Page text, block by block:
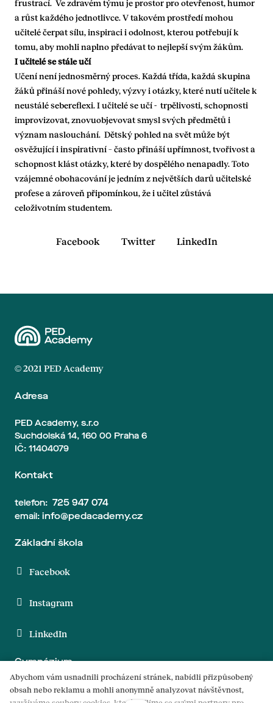
frustrací. Ve zdravém týmu je prostor pro otevřenost, humor
a růst každého jednotlivce. V takovém prostředí mohou
učitelé čerpat sílu, inspiraci i odolnost, kterou potřebují k
tomu, aby mohli naplno předávat to nejlepší svým žákům.
I učitelé se stále učí
Učení není jednosměrný proces. Každá třída, každá skupina
žáků přináší nové pohledy, výzvy i otázky, které nutí učitele k
neustálé sebereflexi. I učitelé se učí - trpělivosti, schopnosti
improvizovat, znovuobjevovat smysl svých předmětů i
význam naslouchání. Dětský pohled na svět může být
osvěžující i inspirativní – často přináší upřímnost, tvořivost a
schopnost klást otázky, které by dospělého nenapadly. Toto
vzájemné obohacování je jedním z největších darů učitelské
profese a zároveň připomínkou, že i učitel zůstává
celoživotním studentem.
Facebook Twitter LinkedIn
© 2021 PED Academy
Adresa
PED Academy, s.r.o
Suchdolská 14, 160 00 Praha 6
IČ: 11404079
Kontakt
telefon: 725 947 074
email: info@pedacademy.cz
Základní škola
Facebook
Instagram
LinkedIn
Gymnázium
Facebook
Abychom vám usnadnili procházení stránek, nabídli přizpůsobený
obsah nebo reklamu a mohli anonymně analyzovat návštěvnost,